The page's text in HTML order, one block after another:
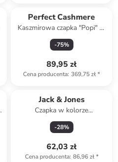
Perfect Cashmere
Kaszmirowa czapka "Popi" w
kolorze kremowym
-75%
89,95 zł
Cena producenta: 369,75 zł*
Jack & Jones
Czapka w kolorze
jasnobrązowym
-28%
62,03 zł
Cena producenta: 86,96 zł*